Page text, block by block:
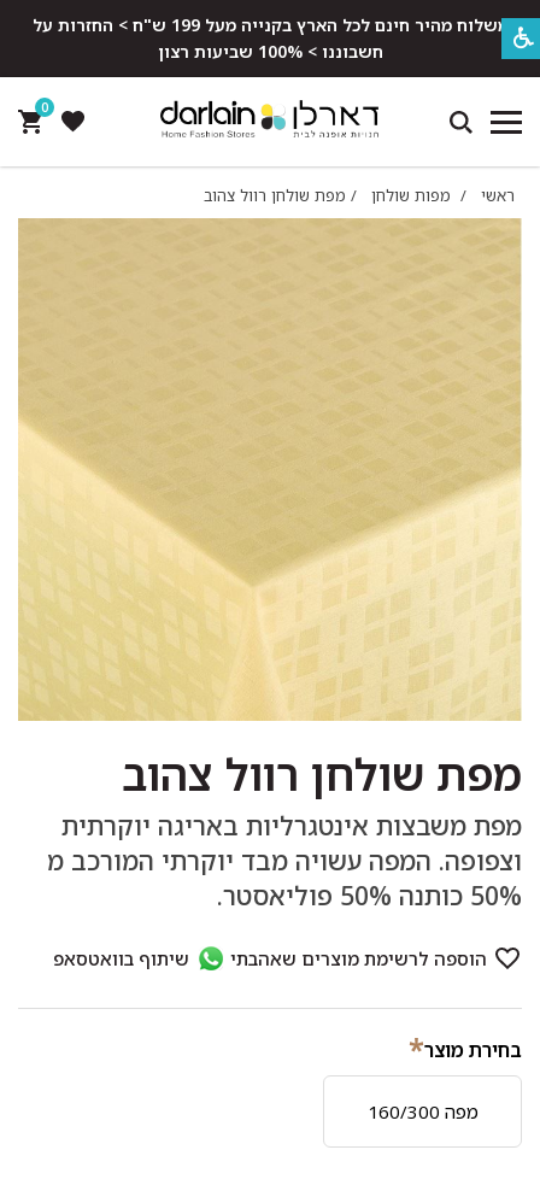
משלוח מהיר חינם לכל הארץ בקנייה מעל 199 ש"ח > החזרות על
חשבוננו > 100% שביעות רצון
0
ראשי / מפות שולחן / מפת שולחן רוול צהוב
מפת שולחן רוול צהוב
מפת משבצות אינטגרליות באריגה יוקרתית
וצפופה. המפה עשויה מבד יוקרתי המורכב מ
50% כותנה 50% פוליאסטר.
בחירת מוצר*
מפה 160/300